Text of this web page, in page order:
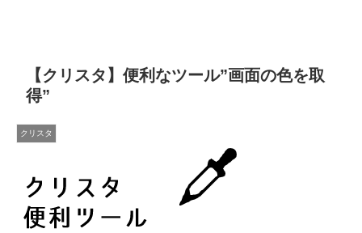
【クリスタ】便利なツール”画面の色を取
得”
クリスタ